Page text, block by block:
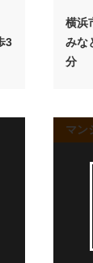
3
横浜
みな
分
マン